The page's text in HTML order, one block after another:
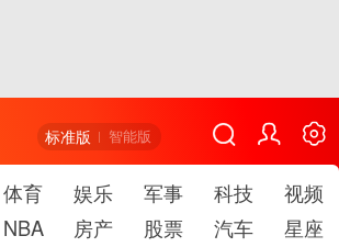
标准版 智能版
体育 娱乐 军事 科技
视频
NBA 房产 股票 汽车
星座